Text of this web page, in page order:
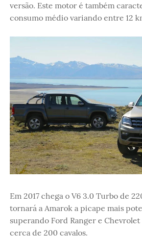
versão. Este motor é também
consumo médio variando entre 12
Em 2017 chega o V6 3.0 Turbo de
tornará a Amarok a picape mais
superando Ford Ranger e Chevrolet
cerca de 200 cavalos.